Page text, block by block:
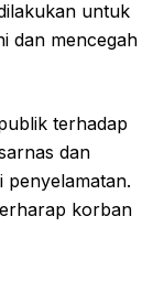
untuk
dan mencegah
terhadap
dan
penyelamatan.
korban